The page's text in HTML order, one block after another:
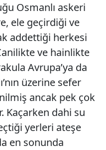
Osmanlı askeri
ele geçirdiği ve
addettiği herkesi
ve hainlikte
Avrupa’ya da
üzerine sefer
ancak pek çok
Kaçarken dahi su
yerleri ateşe
en sonunda